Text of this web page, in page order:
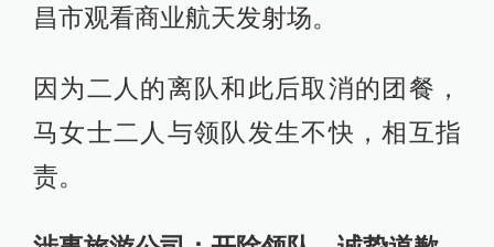
昌市观看商业航天发射场。
因为二人的离队和此后取消的团餐，
马女士二人与领队发生不快，相互指
责。